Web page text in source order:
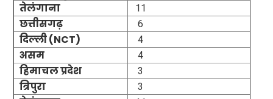
तेलंगाना 11
छत्तीसगढ़ 6
दिल्ली (NCT) 4
असम 4
हिमाचल प्रदेश 3
त्रिपुरा 3